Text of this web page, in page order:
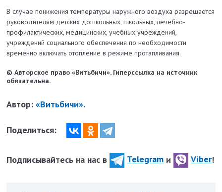
В случае понижения температуры наружного воздуха разрешается
руководителям детских дошкольных, школьных, лечебно-
профилактических, медицинских, учебных учреждений,
учреждений социального обеспечения по необходимости
временно включать отопление в режиме протапливания.
© Авторское право «Витьбичи». Гиперссылка на источник
обязательна.
Автор:«Витьбичи».
Поделиться:
Подписывайтесь на нас в Telegram и Viber!